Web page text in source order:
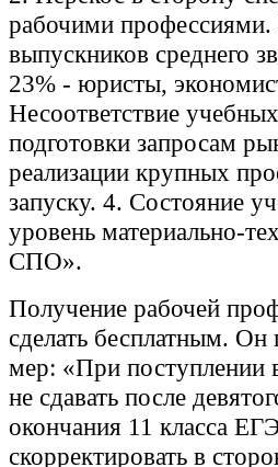
рабочими
выпускников среднего
23% - юристы,
Несоответствие
подготовки запросам
реализации крупных
запуску. 4. Состояние
уровень материально-
СПО».
Получение рабочей
сделать бесплатным.
мер: «При
не сдавать после
окончания 11 класса
скорректировать в